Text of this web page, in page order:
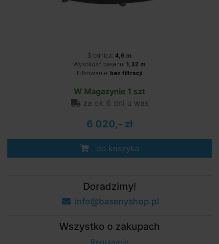
Średnica: 4,6 m
Wysokość basenu: 1,32 m
Filtrowanie: bez filtracji
W Magazynie 1 szt
za ok 6 dni u was
6 020,- zł
do koszyka
Doradzimy!
info@basenyshop.pl
Wszystko o zakupach
Regulamin